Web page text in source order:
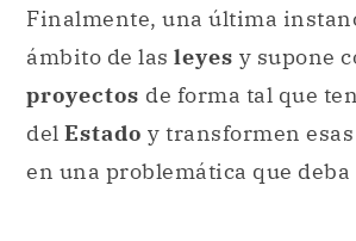
Finalmente, una última
ámbito de las leyes y supone
proyectos de forma tal que
del Estado y transformen
en una problemática que deba